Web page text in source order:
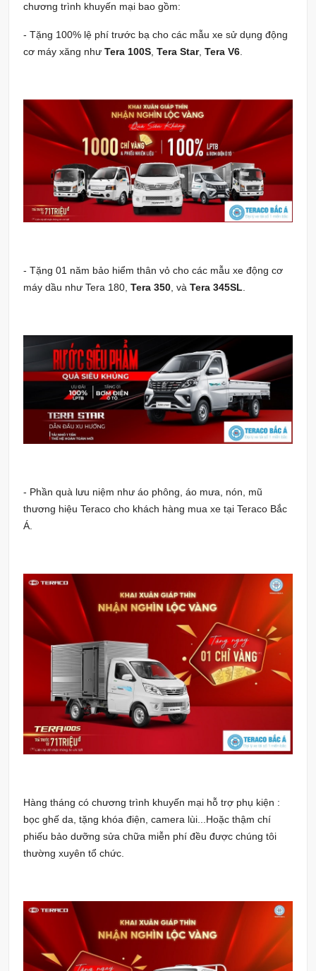
chương trình khuyến mại bao gồm:
- Tặng 100% lệ phí trước bạ cho các mẫu xe sử dụng động
cơ máy xăng như Tera 100S, Tera Star, Tera V6.
- Tặng 01 năm bảo hiểm thân vỏ cho các mẫu xe động cơ
máy dầu như Tera 180, Tera 350 , và Tera 345SL
- Phần quà lưu niệm như áo phông, áo mưa, nón, mũ
thương hiệu Teraco cho khách hàng mua xe tại Teraco Bắc
Á.
Hàng tháng có chương trình khuyến mại hỗ trợ phụ kiện :
bọc ghế da, tặng khóa điện, camera lùi...Hoặc thậm chí
phiếu bảo dưỡng sửa chữa miễn phí đều được chúng tôi
thường xuyên tổ chức.